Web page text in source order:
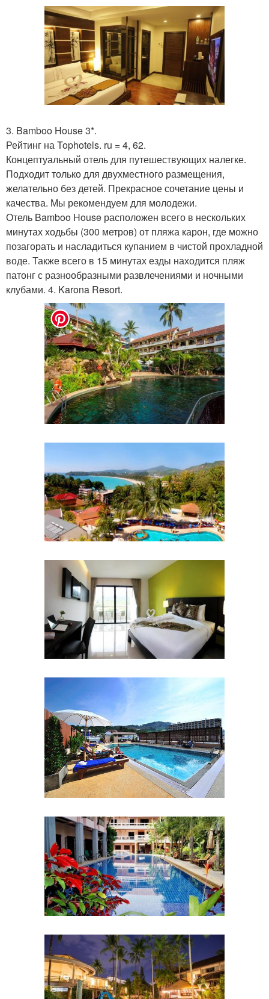
3. Bamboo House 3*.
Рейтинг на Tophotels. ru = 4, 62.
Концептуальный отель для путешествующих налегке.
Подходит только для двухместного размещения,
желательно без детей. Прекрасное сочетание цены и
качества. Мы рекомендуем для молодежи.
Отель Bamboo House расположен всего в нескольких
минутах ходьбы (300 метров) от пляжа карон, где можно
позагорать и насладиться купанием в чистой прохладной
воде. Также всего в 15 минутах езды находится пляж
патонг с разнообразными развлечениями и ночными
клубами. 4. Karona Resort.